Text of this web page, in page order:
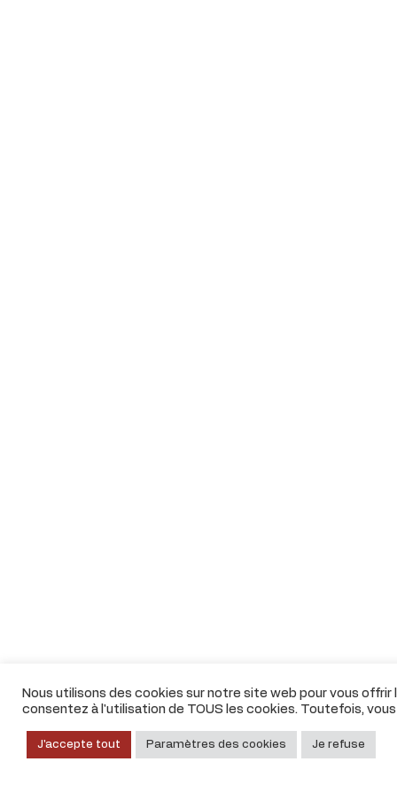
Nous utilisons des cookies sur notre site web pour vous
consentez à l'utilisation de TOUS les cookies. Toutefois,
J'accepte tout Paramètres des cookies Je refuse